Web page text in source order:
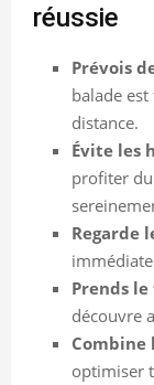
réussie
Prévois
balade
distance.
Évite les
profiter
Regarde
Prends
découvre
optimiser